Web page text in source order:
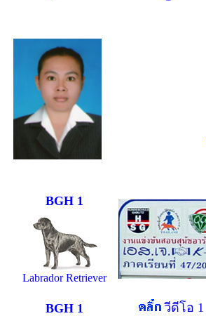
BGH 1
Labrador Retriever
BGH 1 วีดีโอ 1